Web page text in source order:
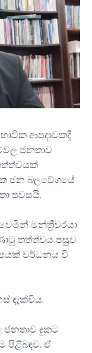
ආපදාවකදී
ජනතාව
ජන බලවේගයේ
පවසයි.
මන්ත්‍රීවරයා
තත්ත්වය පසුව
වර්ධනය වී
දැක්වීය.
දුකට
පිළිබඳව. ඒ